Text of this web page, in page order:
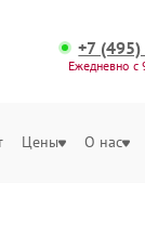
+7
Ежедневно
Цены О нас